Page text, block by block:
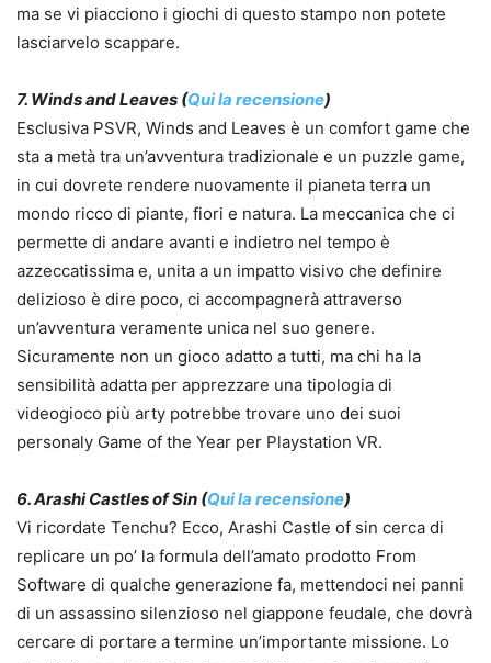
ma se vi piacciono i giochi di questo stampo non potete
lasciarvelo scappare.
7. Winds and Leaves (Qui la recensione)
Esclusiva PSVR, Winds and Leaves è un comfort game che
sta a metà tra un’avventura tradizionale e un puzzle game,
in cui dovrete rendere nuovamente il pianeta terra un
mondo ricco di piante, fiori e natura. La meccanica che ci
permette di andare avanti e indietro nel tempo è
azzeccatissima e, unita a un impatto visivo che definire
delizioso è dire poco, ci accompagnerà attraverso
un’avventura veramente unica nel suo genere.
Sicuramente non un gioco adatto a tutti, ma chi ha la
sensibilità adatta per apprezzare una tipologia di
videogioco più arty potrebbe trovare uno dei suoi
personaly Game of the Year per Playstation VR.
6. Arashi Castles of Sin (Qui la recensione)
Vi ricordate Tenchu? Ecco, Arashi Castle of sin cerca di
replicare un po’ la formula dell’amato prodotto From
Software di qualche generazione fa, mettendoci nei panni
di un assassino silenzioso nel giappone feudale, che dovrà
cercare di portare a termine un’importante missione. Lo